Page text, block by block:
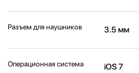
Разъем для наушников 3.5 мм
Операционная система iOS 7